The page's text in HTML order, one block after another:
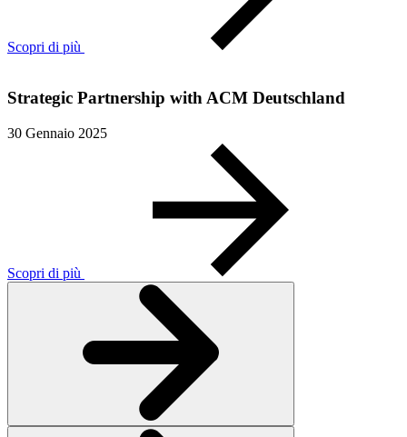
Scopri di più
Strategic Partnership with ACM Deutschland
30 Gennaio 2025
Scopri di più